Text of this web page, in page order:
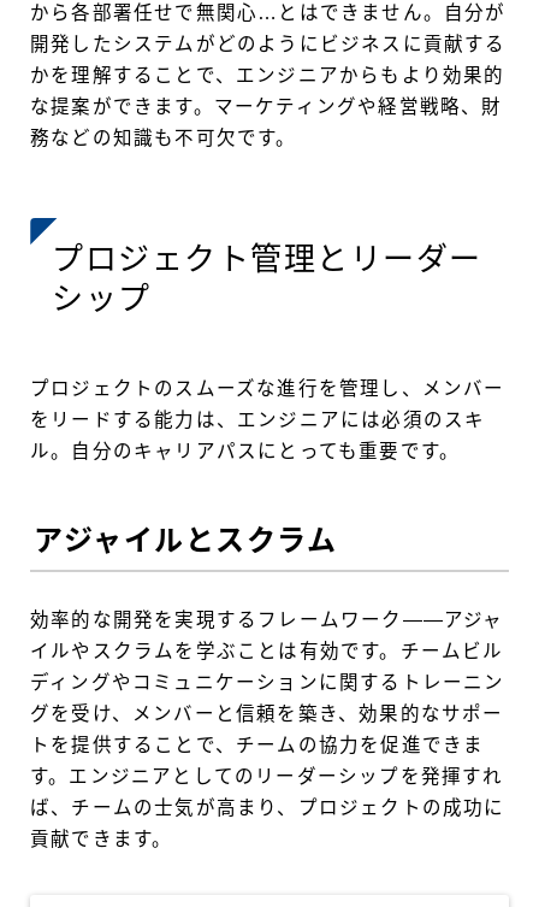
から各部署任せで無関心…とはできません。自分が
開発したシステムがどのようにビジネスに貢献する
かを理解することで、エンジニアからもより効果的
な提案ができます。マーケティングや経営戦略、財
務などの知識も不可欠です。
プロジェクト管理とリーダー
シップ
プロジェクトのスムーズな進行を管理し、メンバー
をリードする能力は、エンジニアには必須のスキ
ル。自分のキャリアパスにとっても重要です。
アジャイルとスクラム
効率的な開発を実現するフレームワーク——アジャ
イルやスクラムを学ぶことは有効です。チームビル
ディングやコミュニケーションに関するトレーニン
グを受け、メンバーと信頼を築き、効果的なサポー
トを提供することで、チームの協力を促進できま
す。エンジニアとしてのリーダーシップを発揮すれ
ば、チームの士気が高まり、プロジェクトの成功に
貢献できます。